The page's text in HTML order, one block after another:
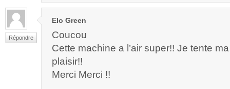
Répondre
Elo Green
Coucou
Cette machine a l’air super!! Je tente
plaisir!!
Merci Merci !!